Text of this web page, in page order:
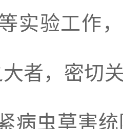
实验工作
者，密切
病虫草害